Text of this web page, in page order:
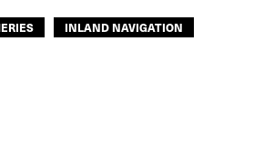
INLAND NAVIGATION